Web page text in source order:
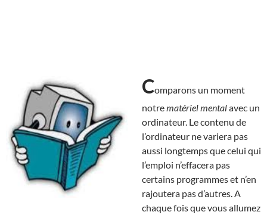
Comparons un moment
notrematériel mentalavec un
ordinateur. Le contenu de
l’ordinateur ne variera pas
aussi longtemps que celui qui
l’emploi n’effacera pas
certains programmes et n’en
rajoutera pas d’autres. A
chaque fois que vous allumez